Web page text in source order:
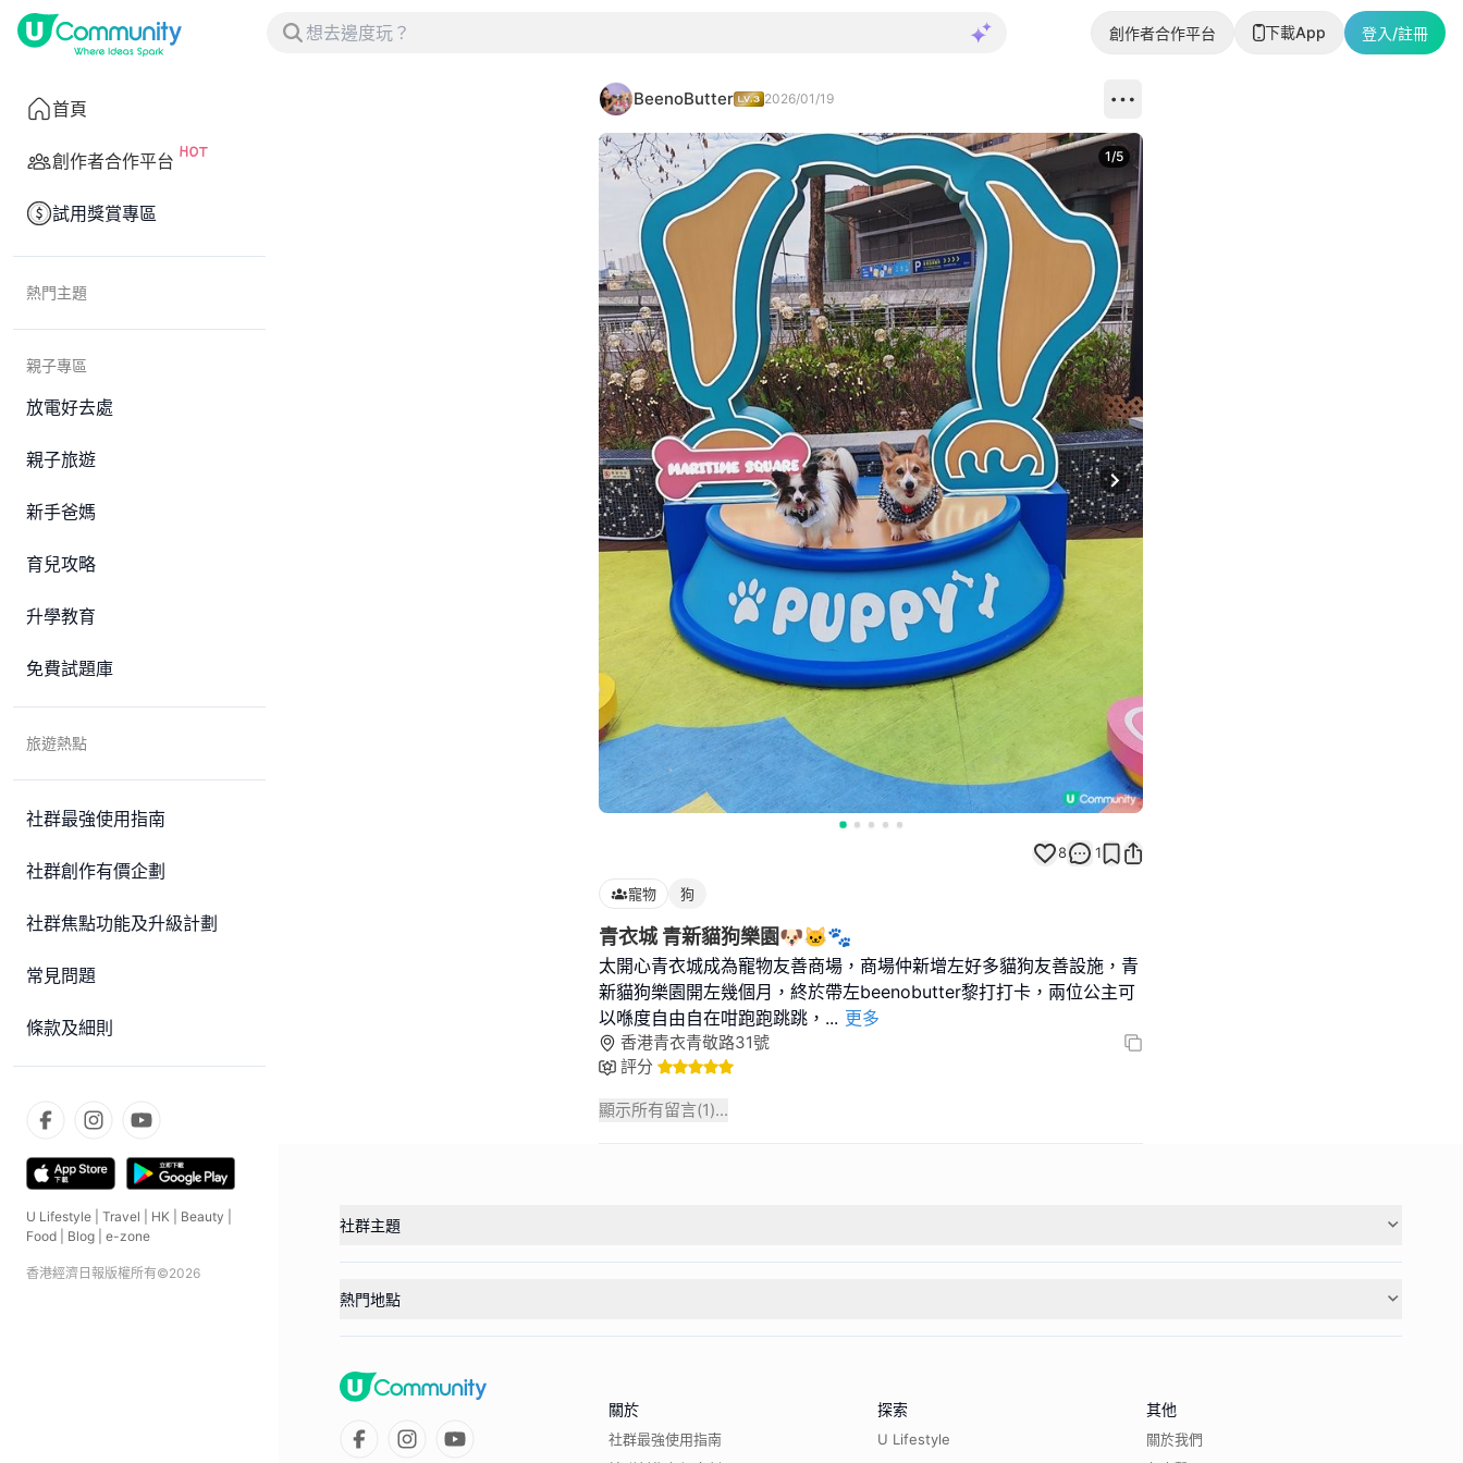
創作者合作平台 下載App 登入/註冊
首頁
創作者合作平台
試用獎賞專區
熱門主題
親子專區
放電好去處
親子旅遊
新手爸媽
育兒攻略
升學教育
免費試題庫
旅遊熱點
社群最強使用指南
社群創作有價企劃
社群焦點功能及升級計劃
常見問題
條款及細則
U Lifestyle Travel HK Beauty
Food
Blog e-zone
香港經濟日報版權所有©2026
BeenoButter 2026/01/19
Next slide
1/5
8 1
寵物 狗
青衣城 青新貓狗樂園🐶🐱🐾
太開心青衣城成為寵物友善商場，商場仲新增左好多貓狗友善設施，青
新貓狗樂園開左幾個月，終於帶左beenobutter黎打打卡，兩位公主可
以喺度自由自在咁跑跑跳跳， ... 更多
香港青衣青敬路31號
評分
顯示所有留言(1)...
社群主題
熱門地點
關於
社群最強使用指南
探索
U Lifestyle
其他
關於我們